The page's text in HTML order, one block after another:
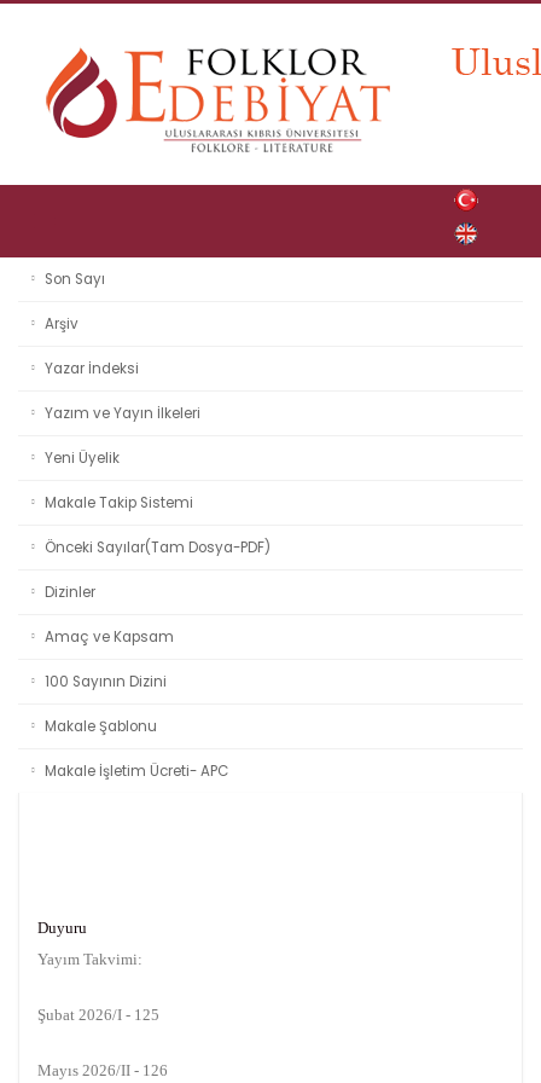
Son Sayı
Arşiv
Yazar İndeksi
Yazım ve Yayın İlkeleri
Yeni Üyelik
Makale Takip Sistemi
Önceki Sayılar(Tam Dosya-PDF)
Dizinler
Amaç ve Kapsam
100 Sayının Dizini
Makale Şablonu
Makale İşletim Ücreti- APC